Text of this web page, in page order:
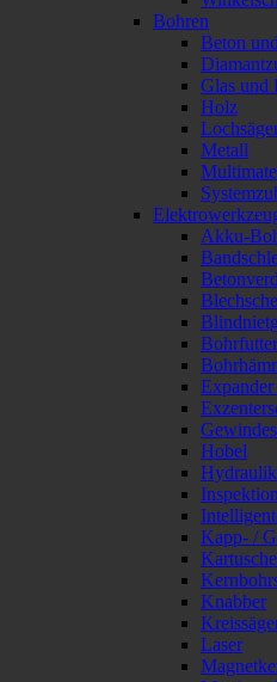
Bohren
Beton
Glas und
Holz
Metall
Akku-
Bohrfutter
Hobel
Kapp- /
Knabber
Laser